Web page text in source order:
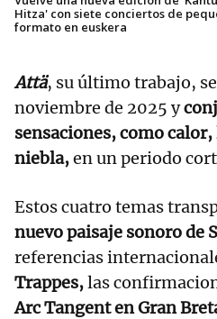
Hitza' con siete conciertos de
formato en euskera
Attä, su último trabajo,
noviembre de 2025 y
sensaciones, como
niebla,en un periodo
Estos cuatro temas
nuevo paisaje sonoro de
referencias
Trappes,las
Arc Tangent en Gran